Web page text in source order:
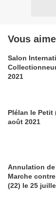
Vous
Salon
2021
Plélan le Petit
août 2021
Annulation
Marche
(22) le 25